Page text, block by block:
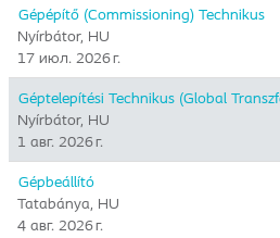
Gépépítő (Commissioning) Technikus
Nyírbátor, HU
17 июл. 2026 г.
Géptelepítési Technikus (Global
Nyírbátor, HU
1 авг. 2026 г.
Gépbeállító
Tatabánya, HU
4 авг. 2026 г.